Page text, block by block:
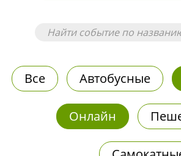
Все Автобусные
Онлайн